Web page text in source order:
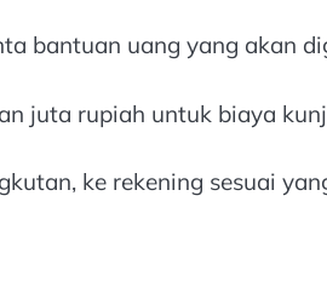
bantuan uang yang akan
juta rupiah untuk biaya
ke rekening sesuai